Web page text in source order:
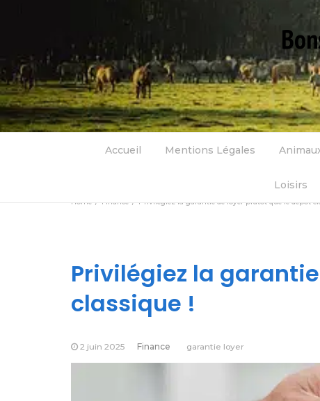
Accueil Mentions Légales
Loisirs
Home Finance Privilégiez la garantie de loyer plutôt que le dépôt
Privilégiez la
classique !
2 juin 2025 Finance garantie loyer